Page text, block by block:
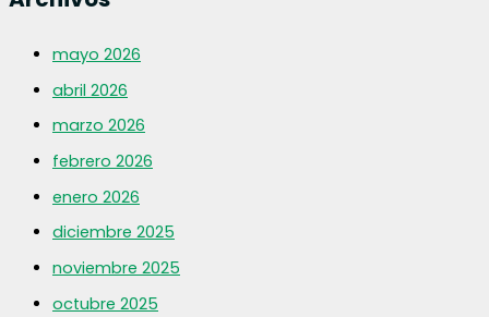
mayo 2026
abril 2026
marzo 2026
febrero 2026
enero 2026
diciembre 2025
noviembre 2025
octubre 2025